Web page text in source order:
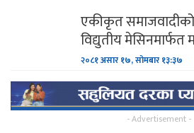
एकीकृत
विद्युतीय मेसिनमार्फत
२०८१ असार १७, सोमबार १३:३७
- Advertisement -